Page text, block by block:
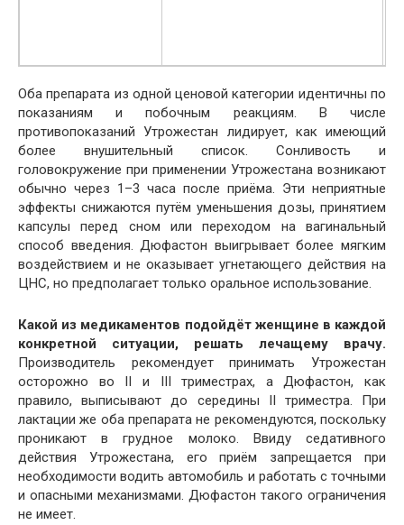
Оба препарата из одной ценовой категории идентичны по
показаниям и побочным реакциям. В числе
противопоказаний Утрожестан лидирует, как имеющий
более внушительный список. Сонливость и
головокружение при применении Утрожестана возникают
обычно через 1–3 часа после приёма. Эти неприятные
эффекты снижаются путём уменьшения дозы, принятием
капсулы перед сном или переходом на вагинальный
способ введения. Дюфастон выигрывает более мягким
воздействием и не оказывает угнетающего действия на
ЦНС, но предполагает только оральное использование.
Какой из медикаментов подойдёт женщине в каждой
конкретной ситуации, решать лечащему врачу.
Производитель рекомендует принимать Утрожестан
осторожно во II и III триместрах, а Дюфастон, как
правило, выписывают до середины II триместра. При
лактации же оба препарата не рекомендуются, поскольку
проникают в грудное молоко. Ввиду седативного
действия Утрожестана, его приём запрещается при
необходимости водить автомобиль и работать с точными
и опасными механизмами. Дюфастон такого ограничения
не имеет.